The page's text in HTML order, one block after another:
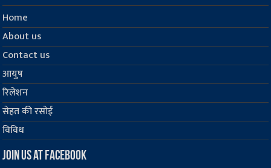
Home
About us
Contact us
आयुष
रिलेशन
सेहत की रसोई
विविध
Join us at Facebook